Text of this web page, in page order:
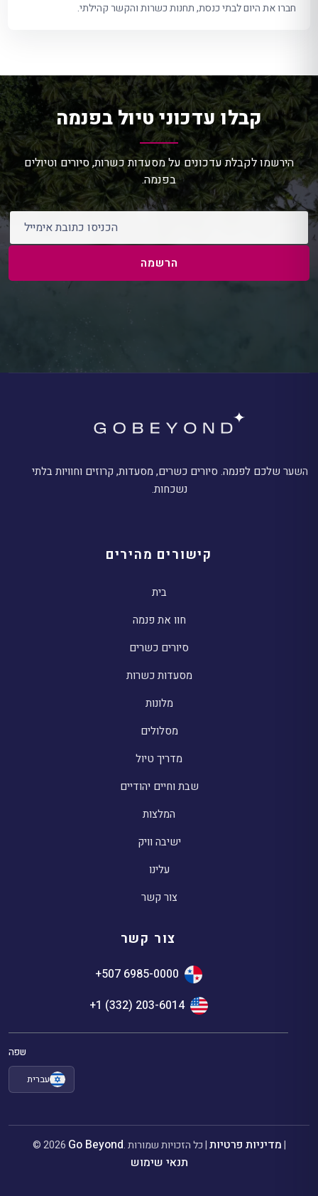
חברו את היום לבתי כנסת, תחנות כשרות והקשר קהילתי.
קבלו עדכוני טיול בפנמה
הירשמו לקבלת עדכונים על מסעדות כשרות, סיורים וטיולים
בפנמה.
הרשמה
השער שלכם לפנמה. סיורים כשרים, מסעדות, קרוזים וחוויות בלתי
נשכחות.
קישורים מהירים
בית
חוו את פנמה
סיורים כשרים
מסעדות כשרות
מלונות
מסלולים
מדריך טיול
שבת וחיים יהודיים
המלצות
ישיבה וויק
עלינו
צור קשר
צור קשר
+507 6985-0000
+1 (332) 203-6014
שפה
עברית
© 2026 Go Beyond . כל הזכויות שמורות |מדיניות פרטיות|
תנאי שימוש